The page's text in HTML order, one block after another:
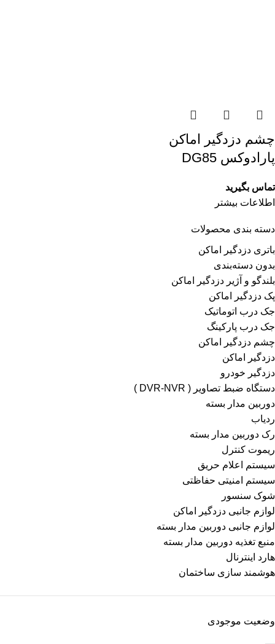
دسته بندی محصولات
باتری دزدگیر اماکن
بدون دسته‌بندی
بلندگو و آژیر دزدگیر اماکن
پک دزدگیر اماکن
جک درب اتوماتیک
جک درب پارکینگ
چشم دزدگیر اماکن
دزدگیر اماکن
دزدگیر خودرو
دستگاه ضبط تصاویر ( DVR-NVR )
دوربین مدار بسته
ردیاب
رک دوربین مدار بسته
ریموت کنترل
سیستم اعلام حریق
سیستم امنیتی حفاظتی
شوک سنسور
لوازم جانبی دزدگیر اماکن
لوازم جانبی دوربین مدار بسته
منبع تغذیه دوربین مدار بسته
هارد اینترنال
هوشمند سازی ساختمان
وضعیت موجودی
چشم دزدگیر اماکن
پارادوکس DG85
تماس بگیرید
اطلاعات بیشتر